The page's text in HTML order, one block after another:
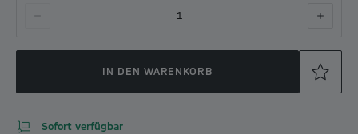
1
IN DEN WARENKORB
Sofort verfügbar